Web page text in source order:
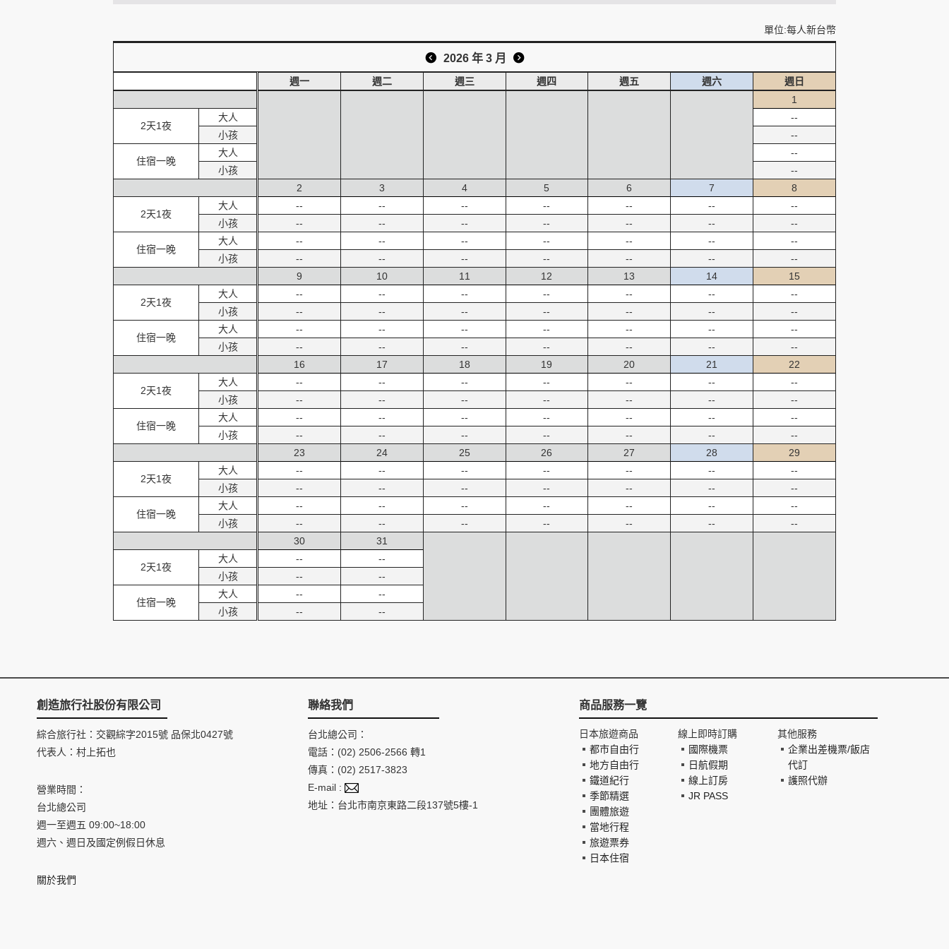
單位:每人新台幣
2026 年 3 月
2天1夜
大人
小孩
住宿一晚
大人
小孩
2天1夜
大人
小孩
住宿一晚
大人
小孩
2天1夜
大人
小孩
住宿一晚
大人
小孩
2天1夜
大人
小孩
住宿一晚
大人
小孩
2天1夜
大人
小孩
住宿一晚
大人
小孩
2天1夜
大人
小孩
住宿一晚
大人
小孩
週一 週二 週三 週四 週五 週六
週日
1
--
--
--
--
2
--
--
--
--
3
--
--
--
--
4
--
--
--
--
5
--
--
--
--
6
--
--
--
--
7
--
--
--
--
8
--
--
--
--
9
--
--
--
--
10
--
--
--
--
11
--
--
--
--
12
--
--
--
--
13
--
--
--
--
14
--
--
--
--
15
--
--
--
--
16
--
--
--
--
17
--
--
--
--
18
--
--
--
--
19
--
--
--
--
20
--
--
--
--
21
--
--
--
--
22
--
--
--
--
23
--
--
--
--
24
--
--
--
--
25
--
--
--
--
26
--
--
--
--
27
--
--
--
--
28
--
--
--
--
29
--
--
--
--
30
--
--
--
--
31
--
--
--
--
創造旅行社股份有限公司
綜合旅行社：交觀綜字2015號 品保北0427號
代表人：村上拓也
營業時間：
台北總公司
週一至週五 09:00~18:00
週六、週日及國定例假日休息
關於我們
聯絡我們
台北總公司：
電話：(02) 2506-2566 轉1
傳真：(02) 2517-3823
E-mail :
地址：台北市南京東路二段137號5樓-1
商品服務一覽
日本旅遊商品
都市自由行
地方自由行
鐵道紀行
季節精選
團體旅遊
當地行程
旅遊票券
日本住宿
線上即時訂購
國際機票
日航假期
線上訂房
JR PASS
其他服務
企業出差機票/飯店
代訂
護照代辦